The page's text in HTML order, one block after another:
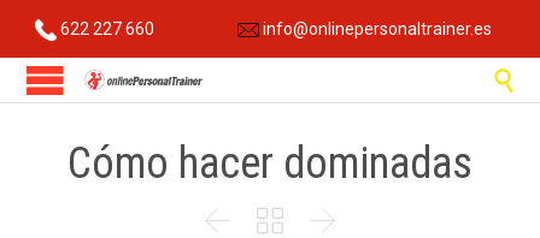
622 227 660 info@onlinepersonaltrainer.es

Cómo hacer dominadas
  